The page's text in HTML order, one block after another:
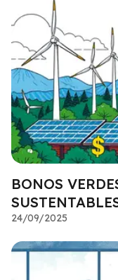
BONOS
24/09/2025